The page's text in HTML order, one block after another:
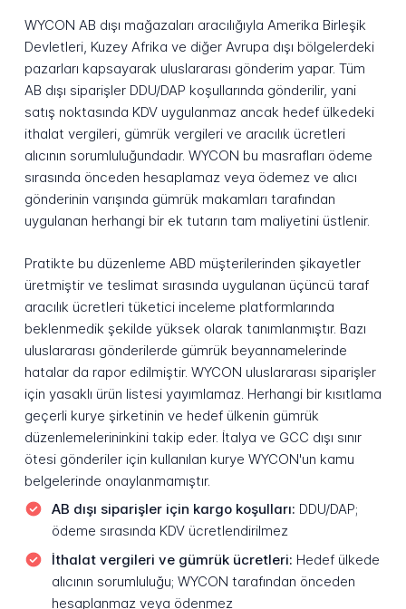
WYCON AB dışı mağazaları aracılığıyla Amerika Birleşik
Devletleri, Kuzey Afrika ve diğer Avrupa dışı bölgelerdeki
pazarları kapsayarak uluslararası gönderim yapar. Tüm
AB dışı siparişler DDU/DAP koşullarında gönderilir, yani
satış noktasında KDV uygulanmaz ancak hedef ülkedeki
ithalat vergileri, gümrük vergileri ve aracılık ücretleri
alıcının sorumluluğundadır. WYCON bu masrafları ödeme
sırasında önceden hesaplamaz veya ödemez ve alıcı
gönderinin varışında gümrük makamları tarafından
uygulanan herhangi bir ek tutarın tam maliyetini üstlenir.
Pratikte bu düzenleme ABD müşterilerinden şikayetler
üretmiştir ve teslimat sırasında uygulanan üçüncü taraf
aracılık ücretleri tüketici inceleme platformlarında
beklenmedik şekilde yüksek olarak tanımlanmıştır. Bazı
uluslararası gönderilerde gümrük beyannamelerinde
hatalar da rapor edilmiştir. WYCON uluslararası siparişler
için yasaklı ürün listesi yayımlamaz. Herhangi bir kısıtlama
geçerli kurye şirketinin ve hedef ülkenin gümrük
düzenlemelerininkini takip eder. İtalya ve GCC dışı sınır
ötesi gönderiler için kullanılan kurye WYCON'un kamu
belgelerinde onaylanmamıştır.
AB dışı siparişler için kargo koşulları: DDU/DAP;
ödeme sırasında KDV ücretlendirilmez
İthalat vergileri ve gümrük ücretleri: Hedef ülkede
alıcının sorumluluğu; WYCON tarafından önceden
hesaplanmaz veya ödenmez